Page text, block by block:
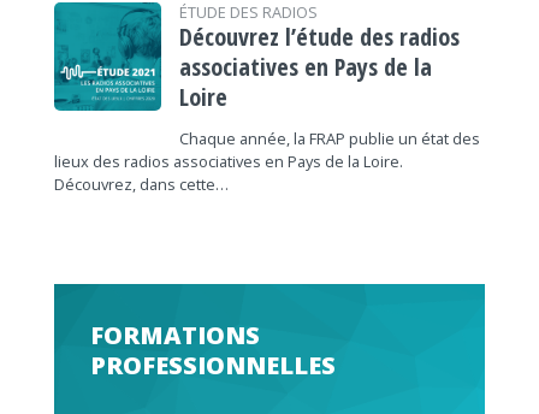
ÉTUDE DES RADIOS
Découvrez l’étude des radios
associatives en Pays de la
Loire
Chaque année, la FRAP publie un état des
lieux des radios associatives en Pays de la Loire.
Découvrez, dans cette…
FORMATIONS
PROFESSIONNELLES